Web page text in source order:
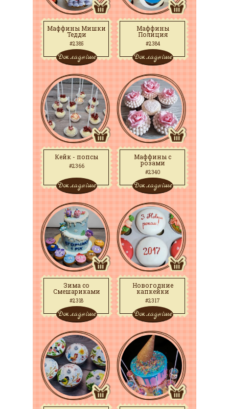
Маффины Мишки
Тедди
#2385
Докладніше
Маффины
Полиция
#2384
Докладніше
Кейк - попсы
#2366
Докладніше
Маффины с
розами
#2340
Докладніше
Зима со
Смешариками
#2318
Докладніше
Новогодние
капкейки
#2317
Докладніше